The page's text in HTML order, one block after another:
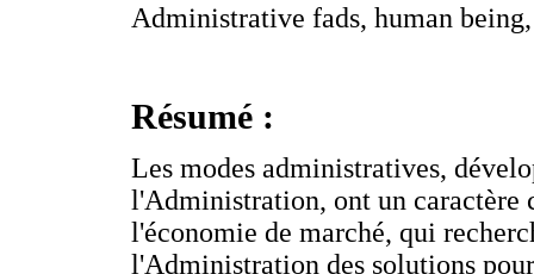
Administrative fads, human
Résumé :
Les modes administratives,
l'Administration, ont un caractère
l'économie de marché, qui
l'Administration des solutions